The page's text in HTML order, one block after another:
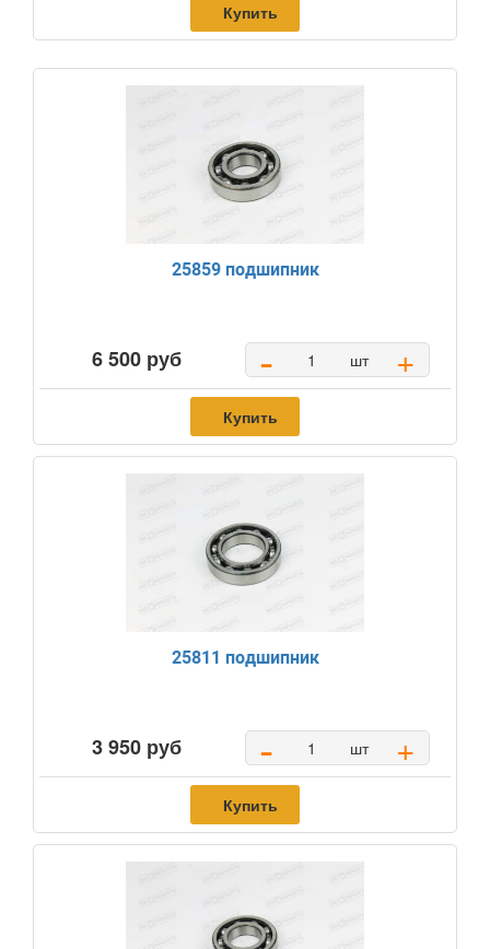
Купить
25859 подшипник
6 500 руб - шт +
Купить
25811 подшипник
3 950 руб - шт +
Купить